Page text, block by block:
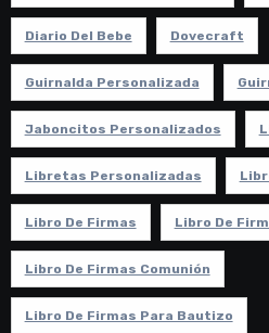
Diario Del Bebe Dovecraft
Guirnalda Personalizada
Jaboncitos Personalizados
Libretas Personalizadas
Libro De Firmas Libro De
Libro De Firmas Comunión
Libro De Firmas Para Bautizo